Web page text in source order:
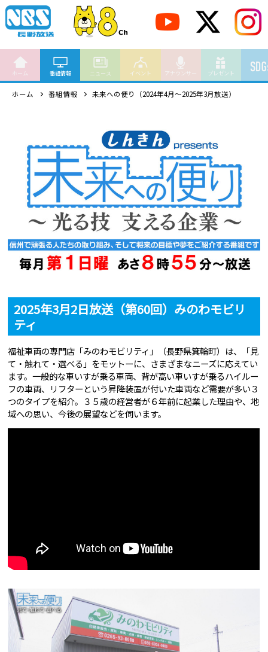
ホーム 番組情報 ニュース イベント アナウンサー プレゼント
ホーム 番組情報 未来への便り（2024年4月～2025年3月放送）
2025年3月2日放送（第60回）みのわモビリ
ティ
福祉車両の専門店「みのわモビリティ」（長野県箕輪町）は、「見
て・触れて・選べる」をモットーに、さまざまなニーズに応えてい
ます。一般的な車いすが乗る車両、背が高い車いすが乗るハイルー
フの車両、リフターという昇降装置が付いた車両など需要が多い３
つのタイプを紹介。３５歳の経営者が６年前に起業した理由や、地
域への思い、今後の展望などを伺います。